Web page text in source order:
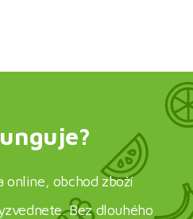
obchod zboží
Bez dlouhého